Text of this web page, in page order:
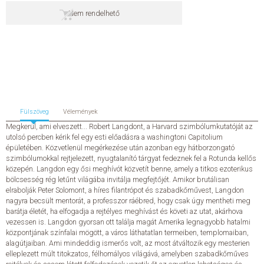
Nem rendelhető
Fülszöveg Vélemények
Megkerül, ami elveszett... Robert Langdont, a Harvard szimbólumkutatóját az
utolsó percben kérik fel egy esti előadásra a washingtoni Capitolium
épületében. Közvetlenül megérkezése után azonban egy hátborzongató
szimbólumokkal rejtjelezett, nyugtalanító tárgyat fedeznek fel a Rotunda kellős
közepén. Langdon egy ősi meghívót közvetít benne, amely a titkos ezoterikus
bölcsesség rég letűnt világába invitálja megfejtőjét. Amikor brutálisan
elrabolják Peter Solomont, a híres filantrópot és szabadkőművest, Langdon
nagyra becsült mentorát, a professzor ráébred, hogy csak úgy mentheti meg
barátja életét, ha elfogadja a rejtélyes meghívást és követi az utat, akárhova
vezessen is. Langdon gyorsan ott találja magát Amerika legnagyobb hatalmi
központjának színfalai mögött, a város láthatatlan termeiben, templomaiban,
alagútjaiban. Ami mindeddig ismerős volt, az most átváltozik egy mesterien
elleplezett múlt titokzatos, félhomályos világává, amelyben szabadkőműves
HÍREK
KAPCSOLAT
ELŐRENDELHETŐ KIADVÁNYOK
ÚJDONSÁGOK
ELŐRENDELÉSI TOPLISTA
KÍVÁNSÁG TOPLISTA